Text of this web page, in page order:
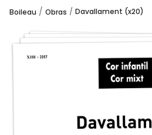
Boileau Obras Davallament (x20)